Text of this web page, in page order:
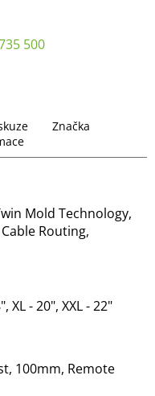
500
Značka
Mold Technology,
Routing,
XL - 20", XXL - 22"
100mm, Remote